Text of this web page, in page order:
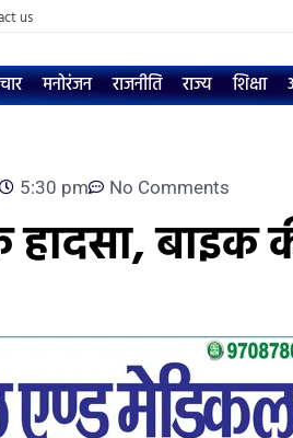
us
मनोरंजन राजनीति राज्य शिक्षा
5:30 pm No Comments
हादसा,